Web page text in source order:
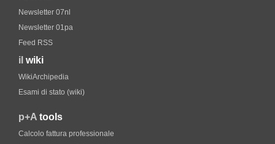
Newsletter 07nl
Newsletter 01pa
Feed RSS
il wiki
WikiArchipedia
Esami di stato (wiki)
p+A tools
Calcolo fattura professionale